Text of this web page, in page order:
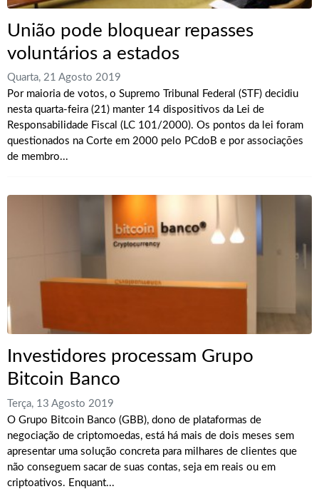
União pode bloquear repasses
voluntários a estados
Quarta, 21 Agosto 2019
Por maioria de votos, o Supremo Tribunal Federal (STF) decidiu
nesta quarta-feira (21) manter 14 dispositivos da Lei de
Responsabilidade Fiscal (LC 101/2000). Os pontos da lei foram
questionados na Corte em 2000 pelo PCdoB e por associações
de membro...
Investidores processam Grupo
Bitcoin Banco
Terça, 13 Agosto 2019
O Grupo Bitcoin Banco (GBB), dono de plataformas de
negociação de criptomoedas, está há mais de dois meses sem
apresentar uma solução concreta para milhares de clientes que
não conseguem sacar de suas contas, seja em reais ou em
criptoativos. Enquant...